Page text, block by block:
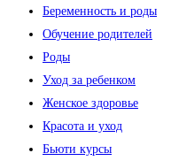
Беременность и роды
Обучение родителей
Роды
Уход за ребенком
Женское здоровье
Красота и уход
Бьюти курсы